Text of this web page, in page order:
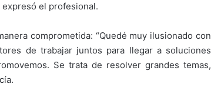
expresó el profesional.
comprometida: “Quedé muy ilusionado con
de trabajar juntos para llegar a soluciones
Se trata de resolver grandes temas,